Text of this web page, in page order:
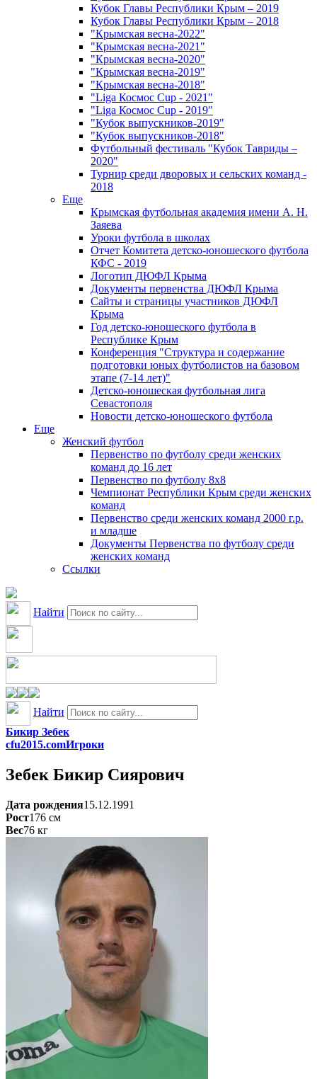
Кубок Главы Республики Крым – 2019
Кубок Главы Республики Крым – 2018
"Крымская весна-2022"
"Крымская весна-2021"
"Крымская весна-2020"
"Крымская весна-2019"
"Крымская весна-2018"
"Liga Космос Cup - 2021"
"Liga Космос Cup - 2019"
"Кубок выпускников-2019"
"Кубок выпускников-2018"
Футбольный фестиваль "Кубок Тавриды –
2020"
Турнир среди дворовых и сельских команд -
2018
Еще
Крымская футбольная академия имени А. Н.
Заяева
Уроки футбола в школах
Отчет Комитета детско-юношеского футбола
КФС - 2019
Логотип ДЮФЛ Крыма
Документы первенства ДЮФЛ Крыма
Сайты и страницы участников ДЮФЛ
Крыма
Год детско-юношеского футбола в
Республике Крым
Конференция "Структура и содержание
подготовки юных футболистов на базовом
этапе (7-14 лет)"
Детско-юношеская футбольная лига
Севастополя
Новости детско-юношеского футбола
Еще
Женский футбол
Первенство по футболу среди женских
команд до 16 лет
Первенство по футболу 8х8
Чемпионат Республики Крым среди женских
команд
Первенство среди женских команд 2000 г.р.
и младше
Документы Первенства по футболу среди
женских команд
Ссылки
Найти
Найти
Бикир Зебек
cfu2015.comИгроки
Зебек Бикир Сиярович
Дата рождения15.12.1991
Рост176 см
Вес76 кг